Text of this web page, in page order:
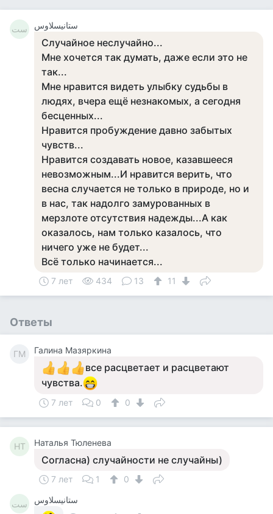
ست ستانيسلاوس
Случайное неслучайно...
Мне хочется так думать, даже если это не
так...
Мне нравится видеть улыбку судьбы в
людях, вчера ещё незнакомых, а сегодня
бесценных...
Нравится пробуждение давно забытых
чувств...
Нравится создавать новое, казавшееся
невозможным...И нравится верить, что
весна случается не только в природе, но и
в нас, так надолго замурованных в
мерзлоте отсутствия надежды...А как
оказалось, нам только казалось, что
ничего уже не будет...
Всё только начинается...
7 лет 434 13 11
Ответы
ГМ Галина Мазяркина
все расцветает и расцветают
чувства.
7 лет 0 0
НТ Наталья Тюленева
Согласна) случайности не случайны)
7 лет 1 0
ست
ستانيسلاوس